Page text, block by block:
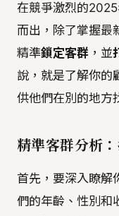
在競爭激烈的
而出，除了掌握最
精準鎖定客群 ，並
說，就是了解你的
供他們在別的地方
精準客群分析
首先，要深入瞭解
們的年齡、性別和